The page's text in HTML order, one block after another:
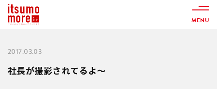
MENU
2017.03.03
社長が撮影されてるよ～